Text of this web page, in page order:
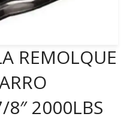
REMOLQUE
8″ 2000LBS